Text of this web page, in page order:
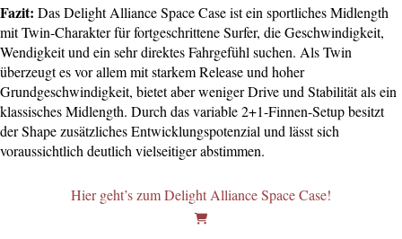
Fazit: Das Delight Alliance Space Case ist ein sportliches Midlength
mit Twin-Charakter für fortgeschrittene Surfer, die Geschwindigkeit,
Wendigkeit und ein sehr direktes Fahrgefühl suchen. Als Twin
überzeugt es vor allem mit starkem Release und hoher
Grundgeschwindigkeit, bietet aber weniger Drive und Stabilität als ein
klassisches Midlength. Durch das variable 2+1-Finnen-Setup besitzt
der Shape zusätzliches Entwicklungspotenzial und lässt sich
voraussichtlich deutlich vielseitiger abstimmen.
Hier geht’s zum Delight Alliance Space Case!